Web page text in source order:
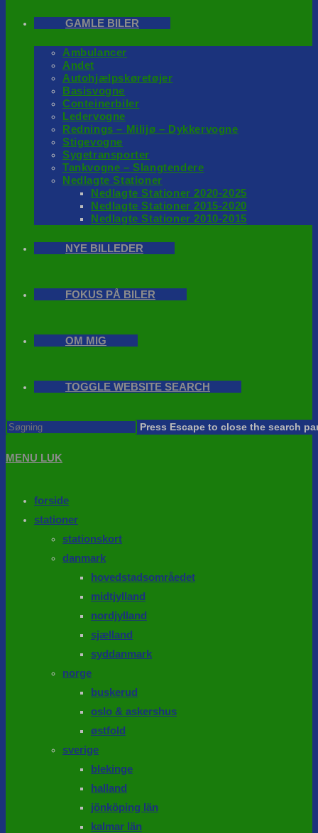
GAMLE BILER
Ambulancer
Andet
Autohjælpskøretøjer
Basisvogne
Conteinerbiler
Ledervogne
Rednings – Milijø – Dykkervogne
Stigevogne
Sygetransporter
Tankvogne – Slangtendere
Nedlagte Stationer
Nedlagte Stationer 2020-2025
Nedlagte Stationer 2015-2020
Nedlagte Stationer 2010-2015
NYE BILLEDER
FOKUS PÅ BILER
OM MIG
TOGGLE WEBSITE SEARCH
Press Escape to close the search
MENU LUK
forside
stationer
stationskort
danmark
hovedstadsområedet
midtjylland
nordjylland
sjælland
syddanmark
norge
buskerud
oslo & askershus
østfold
sverige
blekinge
halland
jönköping län
kalmar län